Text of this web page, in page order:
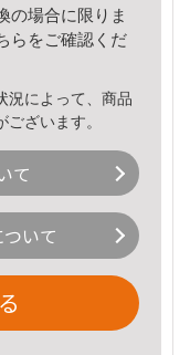
の場合に限りま
ら をご確認くだ
況によって、商品
ざいます。
て
いて